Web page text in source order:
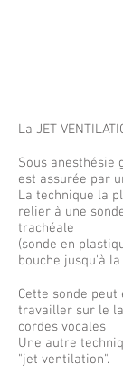
La JET
Sous anesthésie
est assurée par
La technique la
relier à une
trachéale
(sonde en
bouche jusqu'à
Cette sonde
travailler sur le
cordes vocales
Une autre
"jet ventilation".